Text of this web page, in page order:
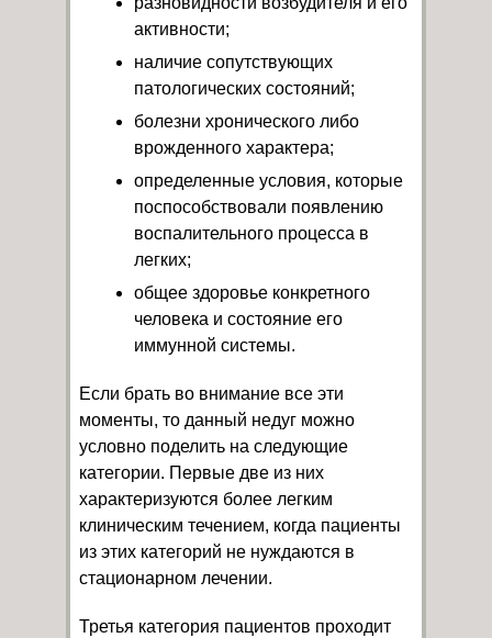
активности;
наличие сопутствующих
патологических состояний;
болезни хронического либо
врожденного характера;
определенные условия, которые
поспособствовали появлению
воспалительного процесса в
легких;
общее здоровье конкретного
человека и состояние его
иммунной системы.
Если брать во внимание все эти
моменты, то данный недуг можно
условно поделить на следующие
категории. Первые две из них
характеризуются более легким
клиническим течением, когда пациенты
из этих категорий не нуждаются в
стационарном лечении.
Третья категория пациентов проходит